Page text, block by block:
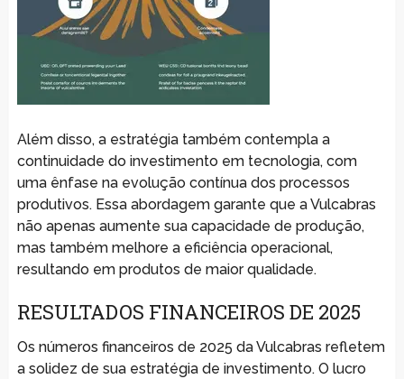
Além disso, a estratégia também contempla a
continuidade do investimento em tecnologia, com
uma ênfase na evolução contínua dos processos
produtivos. Essa abordagem garante que a Vulcabras
não apenas aumente sua capacidade de produção,
mas também melhore a eficiência operacional,
resultando em produtos de maior qualidade.
RESULTADOS FINANCEIROS DE 2025
Os números financeiros de 2025 da Vulcabras refletem
a solidez de sua estratégia de investimento. O lucro